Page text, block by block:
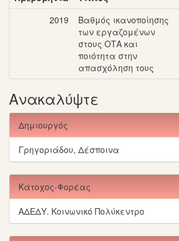
2019
Βαθμός ικανοποίησης
των εργαζομένων
στους ΟΤΑ και
ποιότητα στην
απασχόληση τους
Ανακαλύψτε
Δημιουργός
Γρηγοριάδου, Δέσποινα
Κάτοχος-Φορέας
ΑΔΕΔΥ. Κοινωνικό Πολύκεντρο